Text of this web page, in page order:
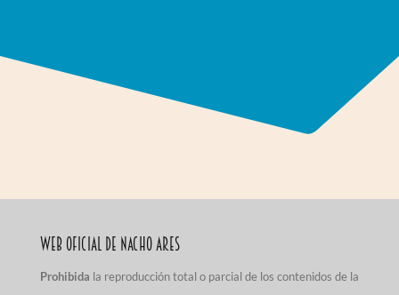
Web Oficial de Nacho Ares
Prohibida la reproducción total o parcial de los contenidos de la